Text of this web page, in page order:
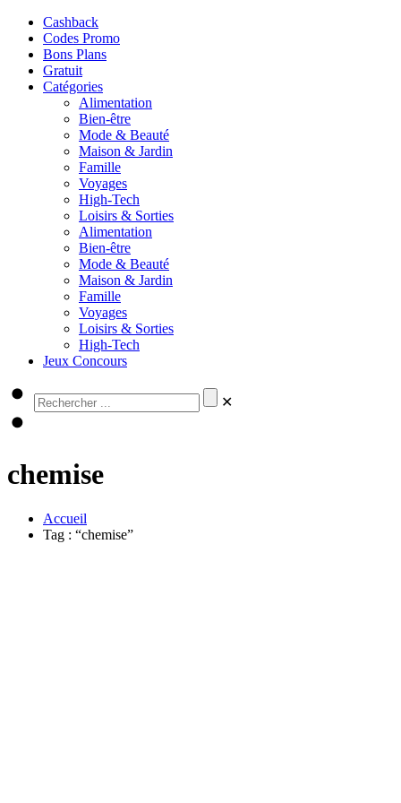
Cashback
Codes Promo
Bons Plans
Gratuit
Catégories
Alimentation
Bien-être
Mode & Beauté
Maison & Jardin
Famille
Voyages
High-Tech
Loisirs & Sorties
Alimentation
Bien-être
Mode & Beauté
Maison & Jardin
Famille
Voyages
Loisirs & Sorties
High-Tech
Jeux Concours
✕
chemise
Accueil
Tag : “chemise”